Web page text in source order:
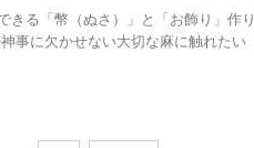
きる「幣（ぬさ）」と「お飾り」作り
事に欠かせない大切な麻に触れたい